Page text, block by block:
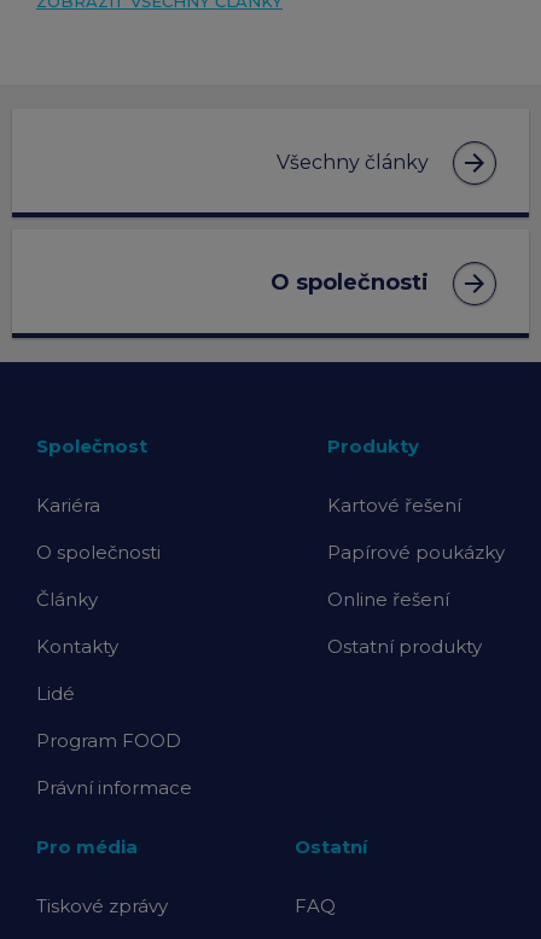
Všechny články arrow_forward
O společnosti arrow_forward
Společnost
Kariéra
O společnosti
Články
Kontakty
Lidé
Program FOOD
Právní informace
Produkty
Kartové řešení
Papírové poukázky
Online řešení
Ostatní produkty
Pro média
Tiskové zprávy
Ostatní
FAQ